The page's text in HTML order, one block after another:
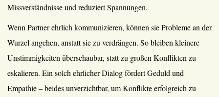
Missverständnisse und reduziert Spannungen.
Wenn Partner ehrlich kommunizieren, können sie Probleme an der
Wurzel angehen, anstatt sie zu verdrängen. So bleiben kleinere
Unstimmigkeiten überschaubar, statt zu großen Konflikten zu
eskalieren. Ein solch ehrlicher Dialog fördert Geduld und
Empathie – beides unverzichtbar, um Konflikte erfolgreich zu